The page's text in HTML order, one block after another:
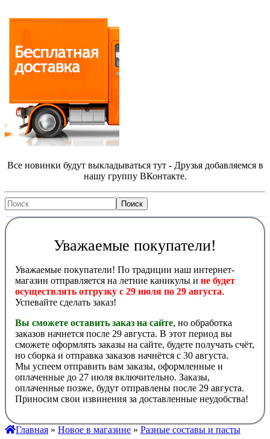
Все новинки будут выкладываться тут - Друзья добавляемся в
нашу группу ВКонтакте.
Уважаемые покупатели!
Уважаемые покупатели! По традиции наш интернет-
магазин отправляется на летние каникулы и не будет
осуществлять отгрузку с 29 июля по 29 августа.
Успевайте сделать заказ!
Вы сможете оставить заказ на сайте, но обработка
заказов начнется после 29 августа. В этот период вы
сможете оформлять заказы на сайте, будете получать счёт,
но сборка и отправка заказов начнётся с 30 августа.
Мы успеем отправить вам заказы, оформленные и
оплаченные до 27 июля включительно. Заказы,
оплаченные позже, будут отправлены после 29 августа.
Приносим свои извинения за доставленные неудобства!
Главная » Новое в магазине » Разные составы и пасты